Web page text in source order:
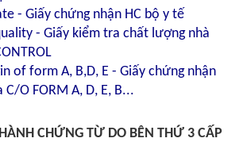
- Giấy chứng nhận HC bộ y tế
- Giấy kiểm tra chất lượng nhà
of form A, B,D, E - Giấy chứng nhận
O FORM A, D, E, B...
CHỨNG TỪ DO BÊN THỨ 3 CẤP